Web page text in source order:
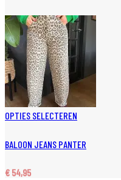
OPTIES SELECTEREN
BALOON JEANS PANTER
€ 54,95